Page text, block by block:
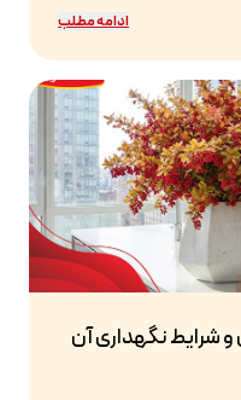
ادامه مطلب
شرایط نگهداری آن